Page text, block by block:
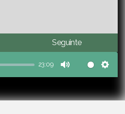
Seguinte
23:09
Mute